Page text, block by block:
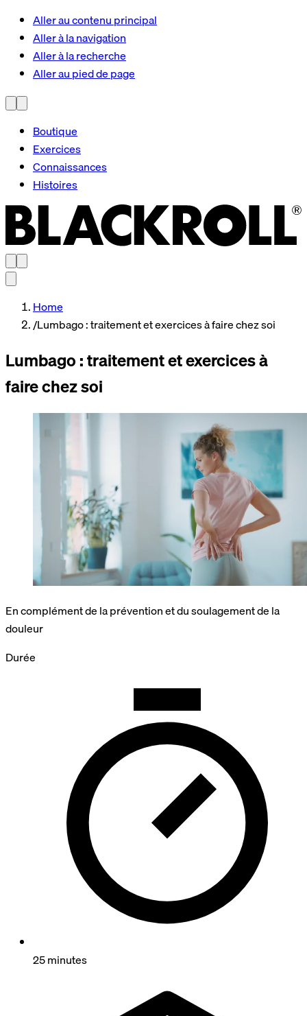
Aller au contenu principal
Aller à la navigation
Aller à la recherche
Aller au pied de page
Boutique
Exercices
Connaissances
Histoires
Home
/Lumbago : traitement et exercices à faire chez soi
Lumbago : traitement et exercices à
faire chez soi
En complément de la prévention et du soulagement de la
douleur
Durée
25 minutes